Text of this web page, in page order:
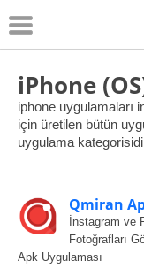
Pc Oyunları
Windows
Apk Oyunları
iPhone
iphone uygulamaları
için üretilen bütün
uygulama
Qmiran
İnstagram ve
Fotoğrafları
Apk Uygulaması